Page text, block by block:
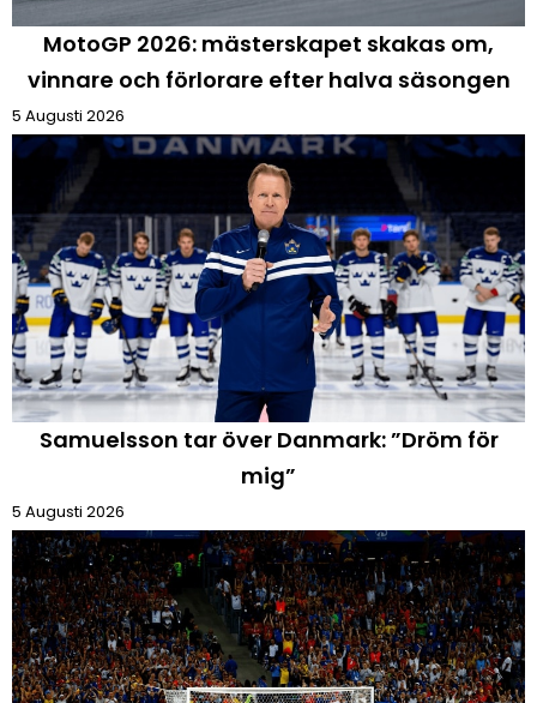
MotoGP 2026: mästerskapet skakas om,
vinnare och förlorare efter halva säsongen
5 Augusti 2026
Samuelsson tar över Danmark: ”Dröm för
mig”
5 Augusti 2026